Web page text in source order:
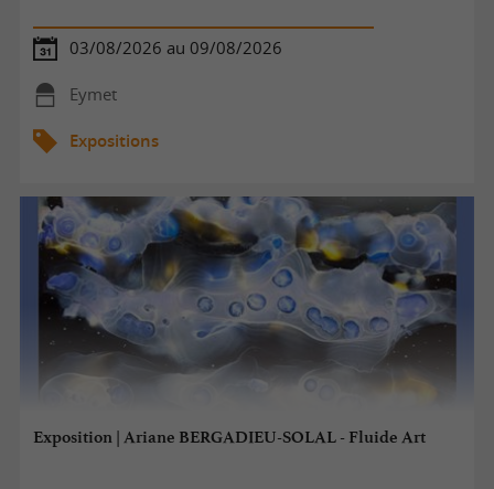
03/08/2026 au 09/08/2026
Eymet
Expositions
Exposition | Ariane BERGADIEU-SOLAL - Fluide Art